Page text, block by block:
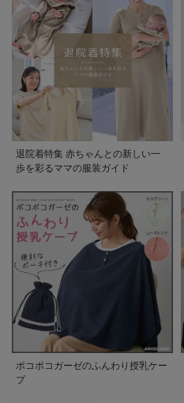
退院着特集 赤ちゃんとの新しい一
歩を彩るママの服装ガイド
ポコポコガーゼのふんわり授乳ケー
プ